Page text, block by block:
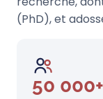
(PhD), et
50 000+